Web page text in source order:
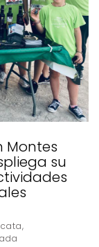
Montes
su
cata,